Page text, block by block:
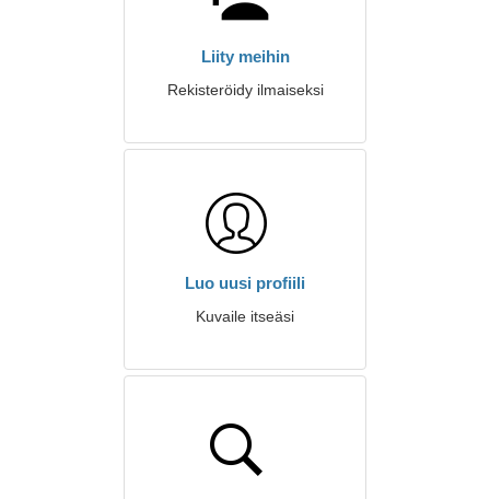
Liity meihin
Rekisteröidy ilmaiseksi
Luo uusi profiili
Kuvaile itseäsi